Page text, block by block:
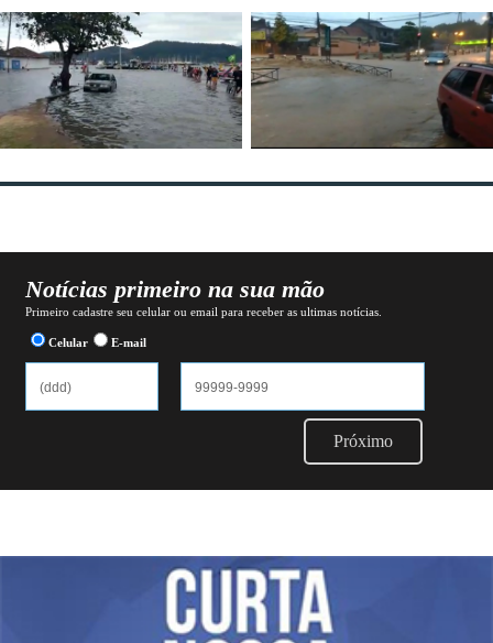
Notícias primeiro na sua mão
Primeiro cadastre seu celular ou email para receber as ultimas notícias.
Celular E-mail
Próximo